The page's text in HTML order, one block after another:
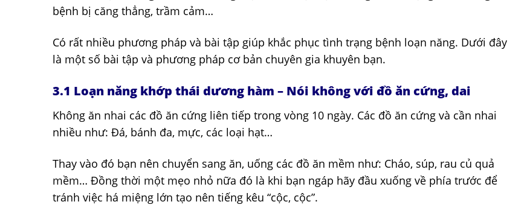
bệnh bị căng thẳng, trầm cảm…
Có rất nhiều phương pháp và bài tập giúp khắc phục tình trạng bệnh loạn năng. Dưới đây
là một số bài tập và phương pháp cơ bản chuyên gia khuyên bạn.
3.1 Loạn năng khớp thái dương hàm – Nói không với đồ ăn cứng, dai
Không ăn nhai các đồ ăn cứng liên tiếp trong vòng 10 ngày. Các đồ ăn cứng và cần nhai
nhiều như: Đá, bánh đa, mực, các loại hạt…
Thay vào đó bạn nên chuyển sang ăn, uống các đồ ăn mềm như: Cháo, súp, rau củ quả
mềm… Đồng thời một mẹo nhỏ nữa đó là khi bạn ngáp hãy đầu xuống về phía trước để
tránh việc há miệng lớn tạo nên tiếng kêu “cộc, cộc”.